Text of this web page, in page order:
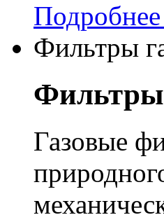
Фильтры
Фильтры
Газовые